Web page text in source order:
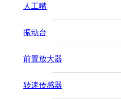
人工嘴
振动台
前置放大器
转速传感器